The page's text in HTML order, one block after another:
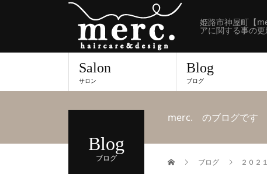
姫路市神屋町【
アに関する事の更
Salon
サロン
Blog
ブログ
Blog
ブログ
merc. のブログです
ブログ ２０２